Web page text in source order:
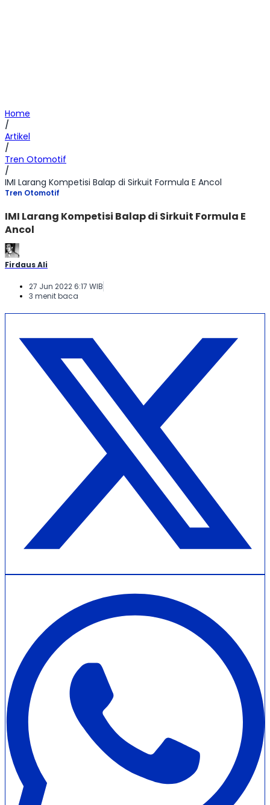
Home
/
Artikel
/
Tren Otomotif
/
IMI Larang Kompetisi Balap di Sirkuit Formula E Ancol
Tren Otomotif
IMI Larang Kompetisi Balap di Sirkuit Formula E
Ancol
Firdaus Ali
27 Jun 2022 6:17 WIB
3 menit baca